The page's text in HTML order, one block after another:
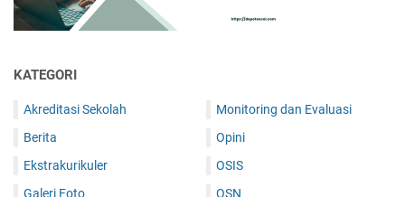
KATEGORI
Akreditasi Sekolah
Berita
Ekstrakurikuler
Galeri Foto
Monitoring dan Evaluasi
Opini
OSIS
OSN